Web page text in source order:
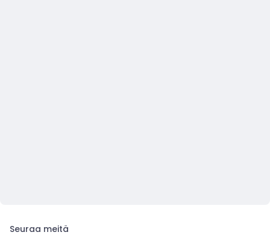
Seuraa meitä